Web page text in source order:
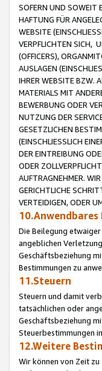
SOFERN UND SOWEIT
HAFTUNG FÜR
WEBSITE
VERPFLICHTEN SICH,
(OFFICERS),
AUSLAGEN
IHRER WEBSITE BZW.
MATERIALS MIT
BEWERBUNG ODER
NUTZUNG DER
GESETZLICHEN
(EINSCHLIESSLICH
DER EINTREIBUNG
ODER
AUFTRAGNEHMER.
GERICHTLICHE
VERTEIDIGEN, ODER
Die Beilegung
angeblichen
Geschäftsbeziehung
Bestimmungen zu
11.Steuern
Steuern und damit
tatsächlichen oder
Geschäftsbeziehung
Steuerbestimmungen in
12.Weitere
Wir können von Zeit